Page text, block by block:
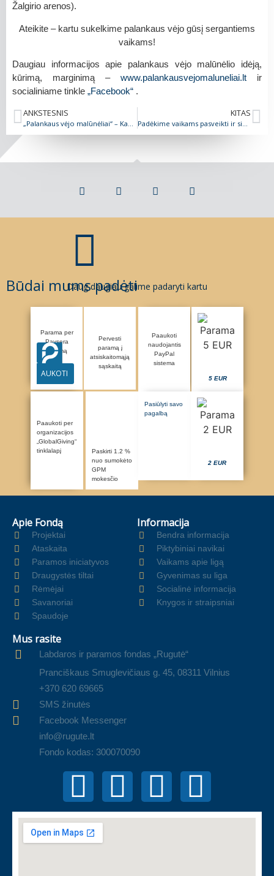
Žalgirio arenos).
Ateikite – kartu sukelkime palankaus vėjo gūsį sergantiems
vaikams!
Daugiau informacijos apie palankaus vėjo malūnėlio idėją,
kūrimą, marginimą – www.palankausvejomaluneliai.lt ir
socialiniame tinkle „Facebook“ .
ANKSTESNIS KITAS
Būdai mums padėti
Daug daugiau galime padaryti kartu
Parama per
Paysera
sistemą
AUKOTI
Pervesti
paramą į
atsiskaitomąją
sąskaitą
Paaukoti
naudojantis
PayPal
sistema
5 EUR
Paaukoti per
organizacijos
„GlobalGiving“
tinklalapį
Paskirti 1.2 %
nuo sumokėto
GPM
mokesčio
Pasiūlyti savo
pagalbą
2 EUR
Apie Fondą
Projektai
Ataskaita
Paramos iniciatyvos
Draugystės tiltai
Rėmėjai
Savanoriai
Spaudoje
Informacija
Bendra informacija
Piktybiniai navikai
Vaikams apie ligą
Gyvenimas su liga
Socialinė informacija
Knygos ir straipsniai
Mus rasite
Labdaros ir paramos fondas „Rugutė“
Pranciškaus Smuglevičiaus g. 45, 08311 Vilnius
+370 620 69665
SMS žinutės
Facebook Messenger
info@rugute.lt
Fondo kodas: 300070090